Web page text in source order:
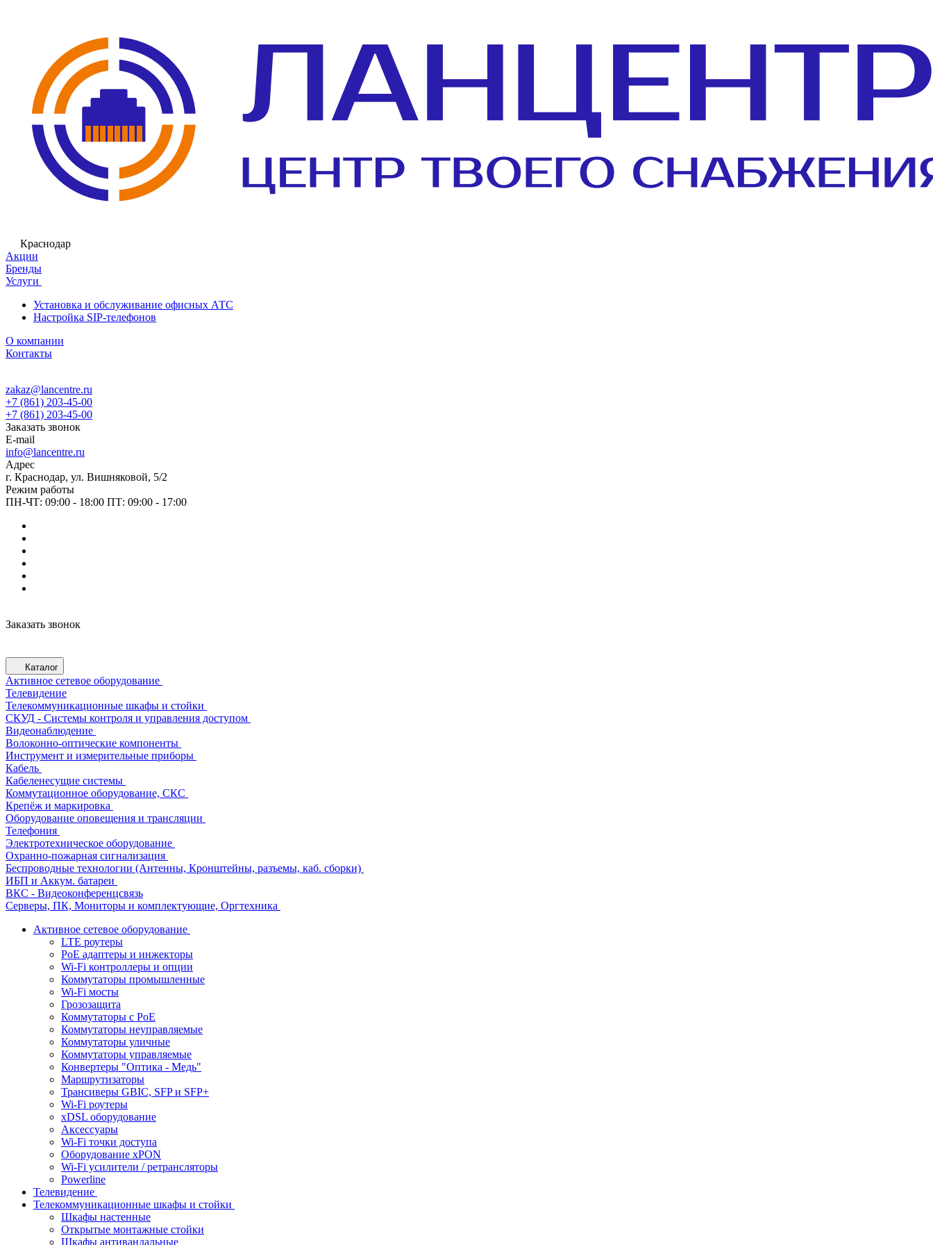
Краснодар
Акции
Бренды
Услуги
Установка и обслуживание офисных АТС
Настройка SIP-телефонов
О компании
Контакты
zakaz@lancentre.ru
+7 (861) 203-45-00
+7 (861) 203-45-00
Заказать звонок
E-mail
info@lancentre.ru
Адрес
г. Краснодар, ул. Вишняковой, 5/2
Режим работы
ПН-ЧТ: 09:00 - 18:00 ПТ: 09:00 - 17:00
Заказать звонок
Каталог
Активное сетевое оборудование
Телевидение
Телекоммуникационные шкафы и стойки
СКУД - Системы контроля и управления доступом
Видеонаблюдение
Волоконно-оптические компоненты
Инструмент и измерительные приборы
Кабель
Кабеленесущие системы
Коммутационное оборудование, СКС
Крепёж и маркировка
Оборудование оповещения и трансляции
Телефония
Электротехническое оборудование
Охранно-пожарная сигнализация
Беспроводные технологии (Антенны, Кронштейны, разъемы, каб. сборки)
ИБП и Аккум. батареи
ВКС - Видеоконференцсвязь
Серверы, ПК, Мониторы и комплектующие, Оргтехника
Активное сетевое оборудование
LTE роутеры
PoE адаптеры и инжекторы
Wi-Fi контроллеры и опции
Коммутаторы промышленные
Wi-Fi мосты
Грозозащита
Коммутаторы c PoE
Коммутаторы неуправляемые
Коммутаторы уличные
Коммутаторы управляемые
Конвертеры "Оптика - Медь"
Маршрутизаторы
Трансиверы GBIC, SFP и SFP+
Wi-Fi роутеры
xDSL оборудование
Аксессуары
Wi-Fi точки доступа
Оборудование хPON
Wi-Fi усилители / ретрансляторы
Powerline
Телевидение
Телекоммуникационные шкафы и стойки
Шкафы настенные
Открытые монтажные стойки
Шкафы антивандальные